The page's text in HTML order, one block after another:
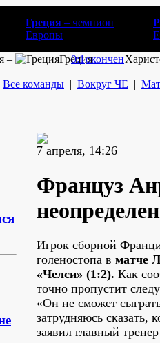
Греция – чемпион
Европы
– Греция
0:1окончен
Все команды | Вокруг ЧЕ |
7 апреля, 14:26
Француз
Игрок сборной
голеностопа в матче
«Челси» (1:2). Как
точно пропустит
«Он не сможет
затрудняюсь сказать,
заявил главный